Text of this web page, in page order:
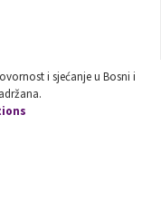
i sjećanje u Bosni i